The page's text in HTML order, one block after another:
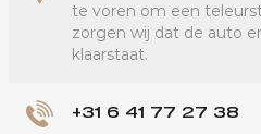
te voren om een
zorgen wij dat de auto
klaarstaat.
+31 6 41 77 27 38